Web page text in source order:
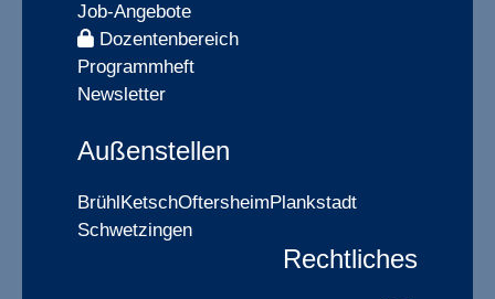
Job-Angebote
Dozentenbereich
Programmheft
Newsletter
Außenstellen
BrühlKetschOftersheimPlankstadt
Schwetzingen
Rechtliches